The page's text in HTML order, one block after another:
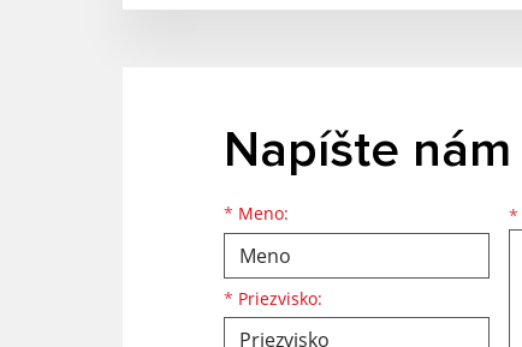
Napíšte nám
* Meno:
Meno
* Priezvisko:
Priezvisko
E-mailová adresa *